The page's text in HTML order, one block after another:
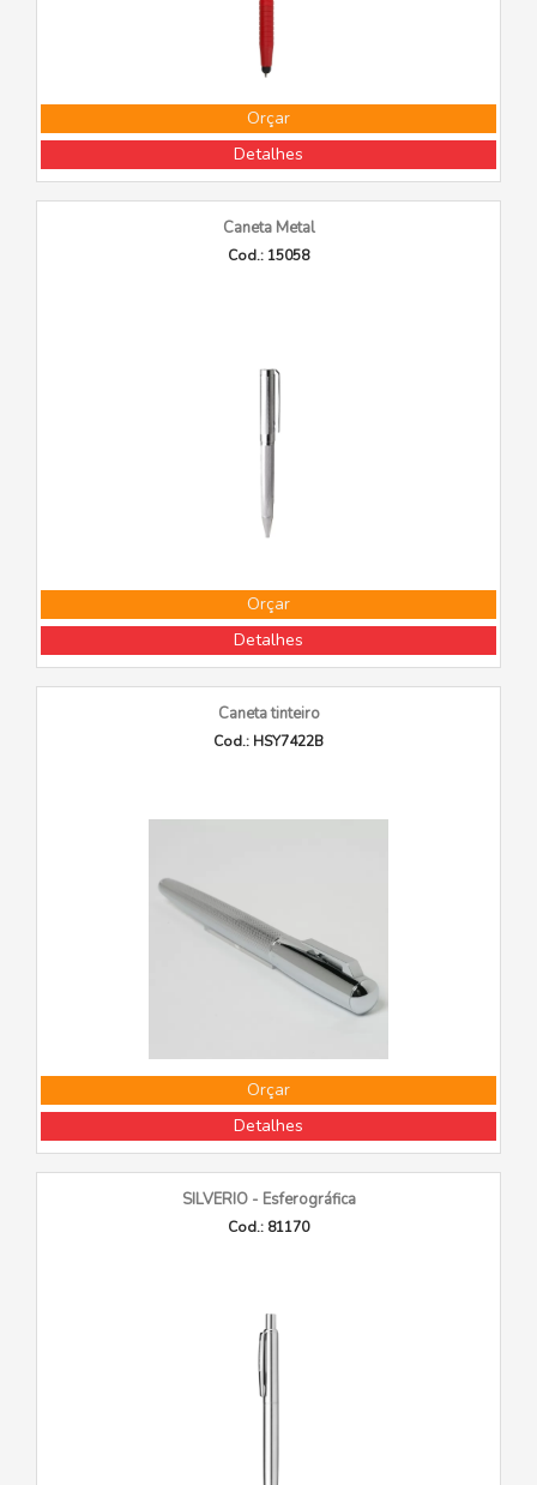
Orçar
Detalhes
Caneta Metal
Cod.: 15058
Orçar
Detalhes
Caneta tinteiro
Cod.: HSY7422B
Orçar
Detalhes
SILVERIO - Esferográfica
Cod.: 81170